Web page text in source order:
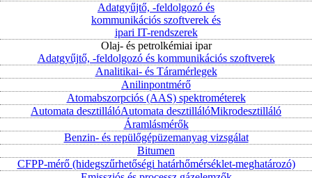
Adatgyűjtő, -feldolgozó és
kommunikációs szoftverek és
ipari IT-rendszerek
Olaj- és petrolkémiai ipar
Adatgyűjtő, -feldolgozó és kommunikációs szoftverek
Analitikai- és Táramérlegek
Anilinpontmérő
Atomabszorpciós (AAS) spektrométerek
Automata desztillálóAutomata desztillálóMikrodesztilláló
Áramlásmérők
Benzin- és repülőgépüzemanyag vizsgálat
Bitumen
CFPP-mérő (hidegszűrhetőségi határhőmérséklet-meghatározó)